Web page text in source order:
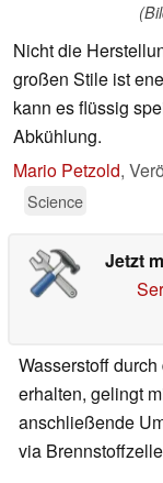
Nicht die
großen Stile ist
kann es flüssig
Abkühlung.
Mario Petzold,
Science
Jetzt
Wasserstoff
erhalten, gelingt
anschließende
via